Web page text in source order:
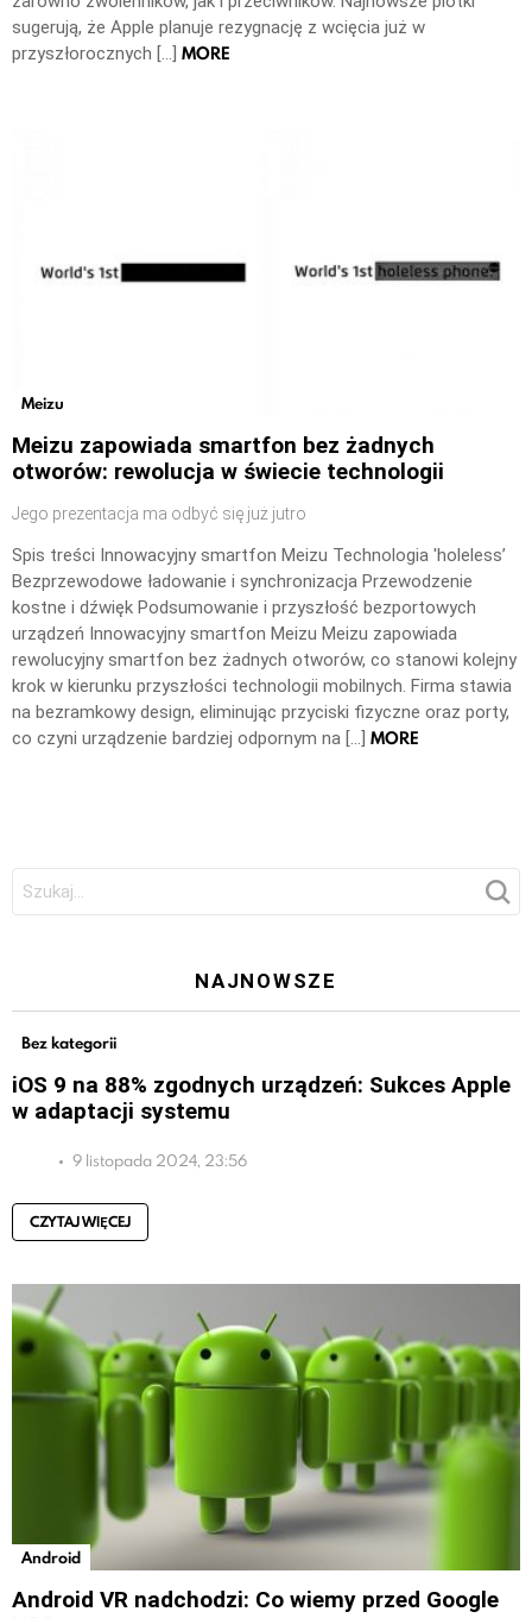
sugerują, że Apple planuje rezygnację z wcięcia już w
przyszłorocznych […] MORE
Meizu
Meizu zapowiada smartfon bez żadnych
otworów: rewolucja w świecie technologii
Jego prezentacja ma odbyć się już jutro
Spis treści Innowacyjny smartfon Meizu Technologia 'holeless’
Bezprzewodowe ładowanie i synchronizacja Przewodzenie
kostne i dźwięk Podsumowanie i przyszłość bezportowych
urządzeń Innowacyjny smartfon Meizu Meizu zapowiada
rewolucyjny smartfon bez żadnych otworów, co stanowi kolejny
krok w kierunku przyszłości technologii mobilnych. Firma stawia
na bezramkowy design, eliminując przyciski fizyczne oraz porty,
co czyni urządzenie bardziej odpornym na […] MORE
Szukaj:
NAJNOWSZE
Bez kategorii
iOS 9 na 88% zgodnych urządzeń: Sukces Apple
w adaptacji systemu
9 listopada 2024, 23:56
CZYTAJ WIĘCEJ
Android
Android VR nadchodzi: Co wiemy przed Google